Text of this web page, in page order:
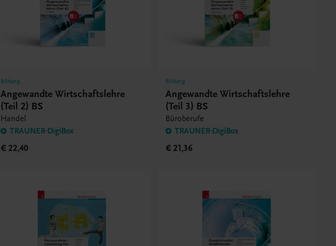
Bildung
Angewandte Wirtschaftslehre
(Teil 2) BS
Handel
TRAUNER-DigiBox
€ 22,40
Bildung
Angewandte Wirtschaftslehre
(Teil 3) BS
Büroberufe
TRAUNER-DigiBox
€ 21,36